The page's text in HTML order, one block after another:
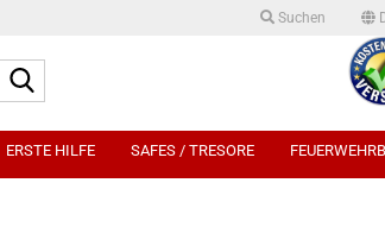
Suchen
ERSTE HILFE SAFES / TRESORE